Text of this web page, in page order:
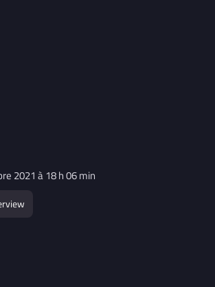
2021 à 18 h 06 min